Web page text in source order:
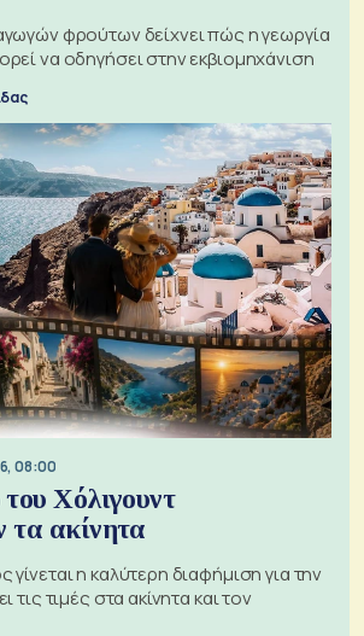
φρούτων δείχνει πώς η γεωργία
να οδηγήσει στην εκβιομηχάνιση
08:00
Χόλιγουντ
τα ακίνητα
η καλύτερη διαφήμιση για την
τις τιμές στα ακίνητα και τον